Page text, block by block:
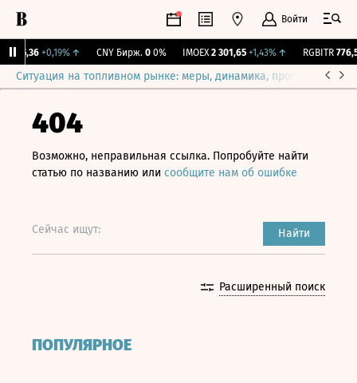
Войти
115,36 +0,19%↑ CNY Бирж. 0 0% IMOEX 2 301,65 +1,43%↑ RGBITR 776,52
Ситуация на топливном рынке: меры, динамика, прогнозы
404
Возможно, неправильная ссылка. Попробуйте найти
статью по названию или сообщите нам об ошибке
Сейчас ищут: Найти
Расширенный поиск
ПОПУЛЯРНОЕ